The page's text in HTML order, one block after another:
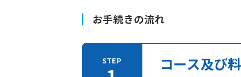
お手続きの流れ
コース及び